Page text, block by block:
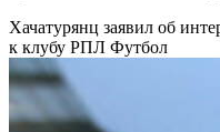
Хачатурянц заявил об
к клубу РПЛ Футбол